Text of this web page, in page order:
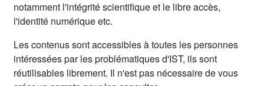
notamment l'intégrité scientifique et le libre accès,
l'identité numérique etc.
Les contenus sont accessibles à toutes les personnes
intéressées par les problématiques d'IST, ils sont
réutilisables librement. Il n'est pas nécessaire de vous